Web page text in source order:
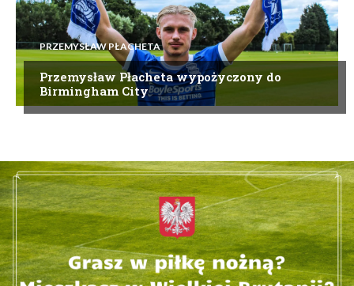
PRZEMYSŁAW PŁACHETA
Przemysław Płacheta wypożyczony do
Birmingham City